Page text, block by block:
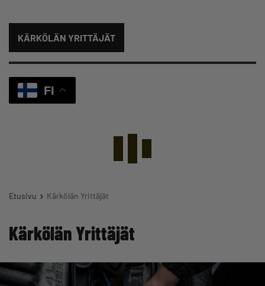
KÄRKÖLÄN YRITTÄJÄT
FI
Etusivu Kärkölän Yrittäjät
Kärkölän Yrittäjät
Suodata hakutuloksia: näytä kaikki sisältö